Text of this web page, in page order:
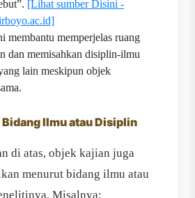
[Lihat sumber Disini -
membantu memperjelas ruang
dan memisahkan disiplin-ilmu
lain meskipun objek
Ilmu atau Disiplin
di atas, objek kajian juga
menurut bidang ilmu atau
Misalnya: